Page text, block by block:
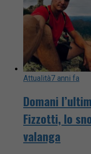
Attualità7 anni fa
Domani
Fizzotti, lo
valanga